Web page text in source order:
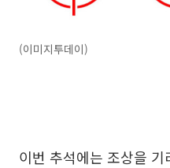
(이미지투데이)
이번 추석에는 조상을